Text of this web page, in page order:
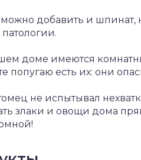
добавить и шпинат,
доме имеются
попугаю есть их: они
не испытывал
злаки и овощи дома